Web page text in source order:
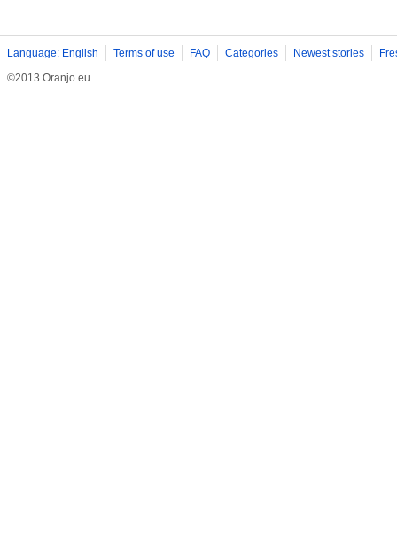
Language: English Terms of use FAQ Categories Newest stories
©2013 Oranjo.eu